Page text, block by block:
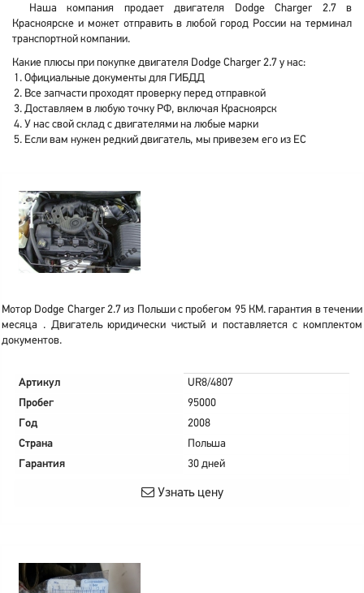
Наша компания продает двигателя Dodge Charger 2.7 в
Красноярске и может отправить в любой город России на терминал
транспортной компании.
Какие плюсы при покупке двигателя Dodge Charger 2.7 у нас:
Официальные документы для ГИБДД
Все запчасти проходят проверку перед отправкой
Доставляем в любую точку РФ, включая Красноярск
У нас свой склад с двигателями на любые марки
Если вам нужен редкий двигатель, мы привезем его из ЕС
Мотор Dodge Charger 2.7 из Польши с пробегом 95 КМ. гарантия в течении
месяца . Двигатель юридически чистый и поставляется с комплектом
документов.
Артикул
UR8/4807
Пробег
95000
Год
2008
Страна
Польша
Гарантия
30 дней
Узнать цену